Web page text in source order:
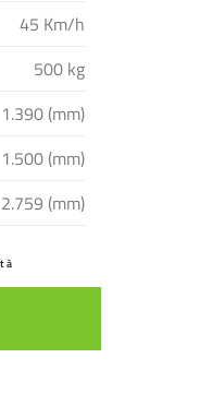
45 Km/h
500 kg
1.390 (mm)
1.500 (mm)
2.759 (mm)